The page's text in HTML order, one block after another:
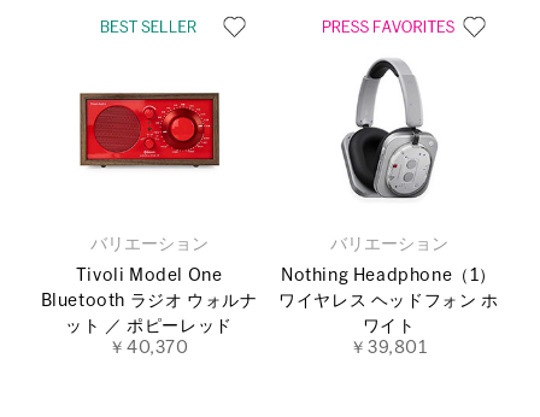
バリエーション
Tivoli Model One
Bluetooth ラジオ ウォルナ
ット ／ ポピーレッド
￥40,370
バリエーション
Nothing Headphone（1）
ワイヤレス ヘッドフォン ホ
ワイト
￥39,801